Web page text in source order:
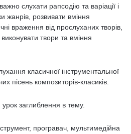
слухати рапсодію та варіації і
жанрів, розвивати вміння
враження від прослуханих творів,
твори та вміння
класичної інструментальної
пісень композиторів-класиків.
заглиблення в тему.
програвач, мультимедійна